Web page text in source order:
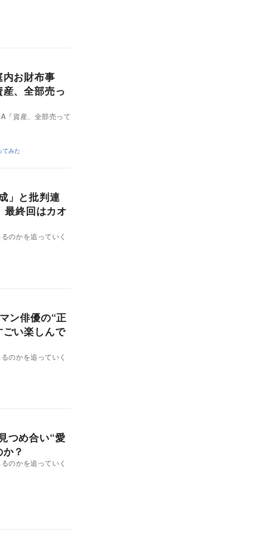
お財布事
、全部売っ
『資産、全部売って
てみた
」と批判連
終回はカオ
のかを追っていく
ン俳優の“正
い楽しんで
のかを追っていく
つめ合い“愛
？
のかを追っていく